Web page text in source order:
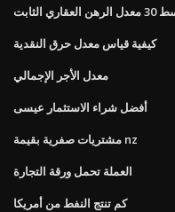
الثابت
كيفية قياس معدل حرق النقدية
معدل الأجر الإجمالي
أفضل شراء الاستثمار عيسى
مشتريات صفرية بقيمة nz
العملة تحمل ورقة التجارة
كم تنتج النفط من أمريكا